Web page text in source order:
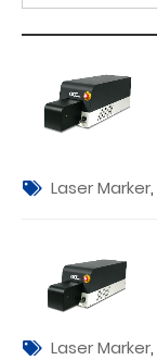
Laser Marker,
Laser Marker,